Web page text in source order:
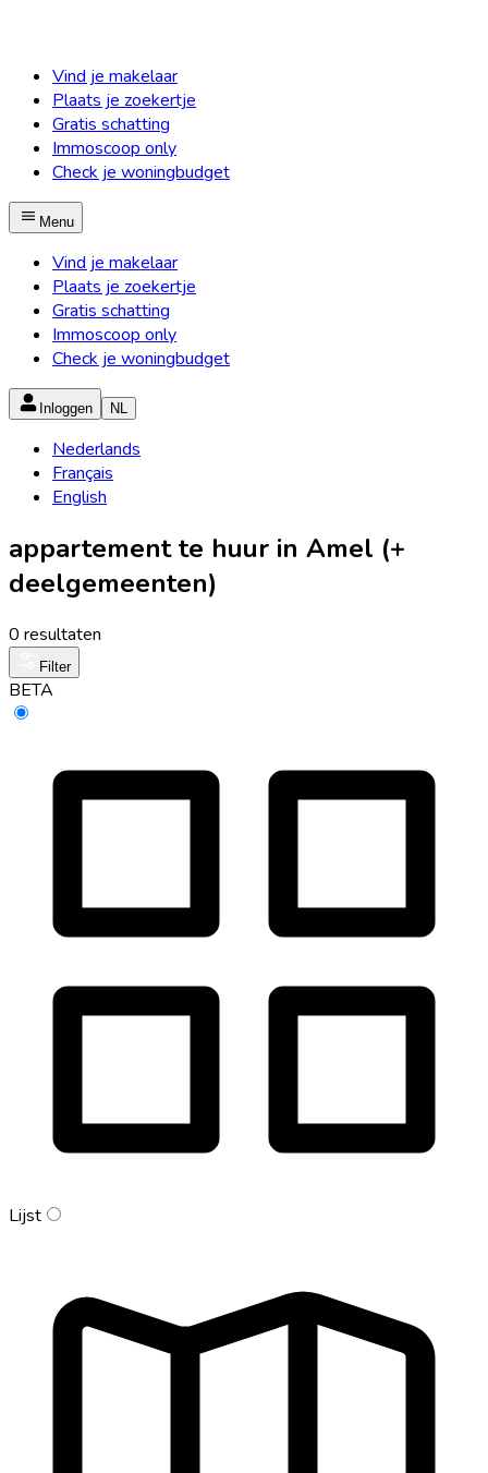
Vind je makelaar
Plaats je zoekertje
Gratis schatting
Immoscoop only
Check je woningbudget
Menu
Vind je makelaar
Plaats je zoekertje
Gratis schatting
Immoscoop only
Check je woningbudget
Inloggen NL
Nederlands
Français
English
appartement te huur in Amel (+
deelgemeenten)
0 resultaten
Filter
BETA
Lijst